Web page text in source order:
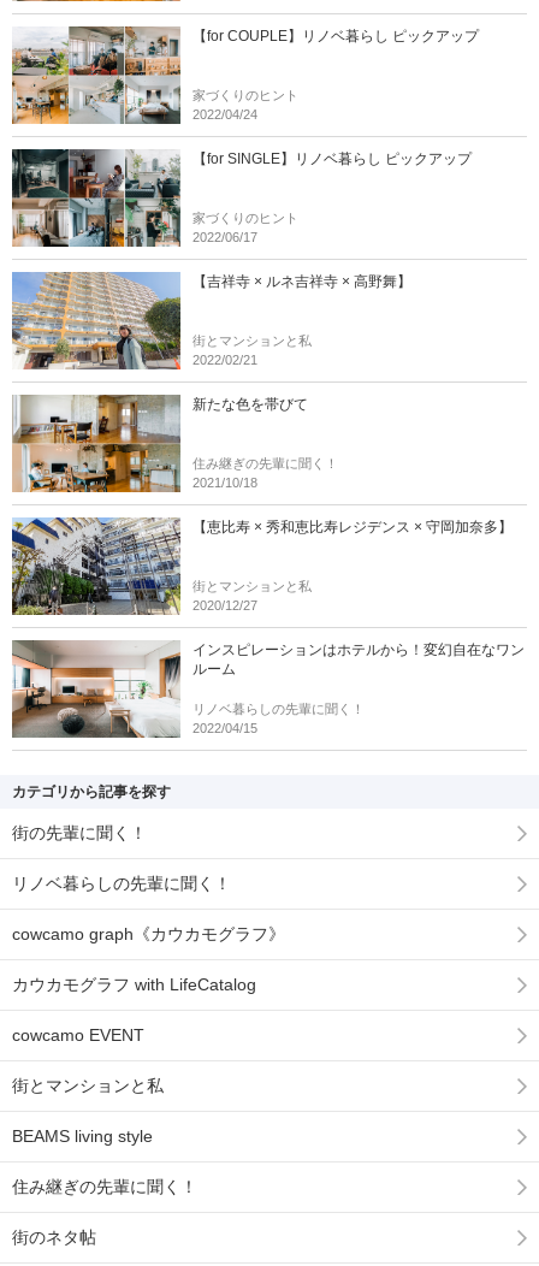
【for COUPLE】リノベ暮らし ピックアップ
家づくりのヒント
2022/04/24
【for SINGLE】リノベ暮らし ピックアップ
家づくりのヒント
2022/06/17
【吉祥寺 × ルネ吉祥寺 × 高野舞】
街とマンションと私
2022/02/21
新たな色を帯びて
住み継ぎの先輩に聞く！
2021/10/18
【恵比寿 × 秀和恵比寿レジデンス × 守岡加奈多】
街とマンションと私
2020/12/27
インスピレーションはホテルから！変幻自在なワン
ルーム
リノベ暮らしの先輩に聞く！
2022/04/15
カテゴリから記事を探す
街の先輩に聞く！
リノベ暮らしの先輩に聞く！
cowcamo graph《カウカモグラフ》
カウカモグラフ with LifeCatalog
cowcamo EVENT
街とマンションと私
BEAMS living style
住み継ぎの先輩に聞く！
街のネタ帖